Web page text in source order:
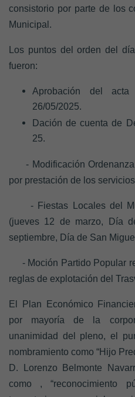
consistorio por parte de los
Municipal.
Los puntos del orden del
fueron:
Aprobación del
26/05/2025.
Dación de cuenta de
25.
- Modificación Ordenanza
por prestación de los
- Fiestas Locales del
(jueves 12 de marzo, Día
septiembre, Día de San
- Moción Partido Popular
reglas de explotación del
El Plan Económico
por mayoría de la
unanimidad del pleno, el
nombramiento como “Hijo
D. Lorenzo Belmonte
como ,“reconocimiento